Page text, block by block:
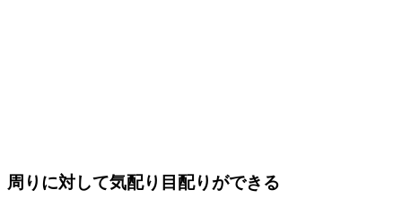
周りに対して気配り目配りができる